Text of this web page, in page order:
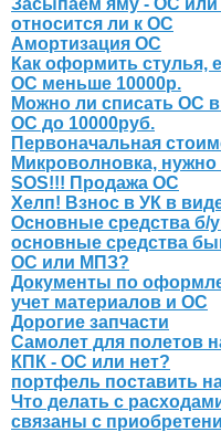
относится ли к ОС
Амортизация ОС
Как оформить стулья,
ОС меньше 10000р.
Можно ли списать ОС
ОС до 10000руб.
Первоначальная
Микроволновка,
SOS!!! Продажа ОС
Хелп! Взнос в УК в
Основные средства б/
основные средства
ОС или МПЗ?
Документы по
учет материалов и ОС
Дорогие запчасти
Самолет для полетов
КПК - ОС или нет?
портфель поставить
Что делать с
связаны с